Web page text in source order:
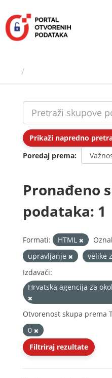
sadržaj
Prikaži napredno
Poredaj prema
Pronađeno
podataka: 1
Formati: HTML
upravljanje
velike
Izdavači:
Hrvatska agencija za
Otvorenost skupa prema
0
Filtriraj rezultate